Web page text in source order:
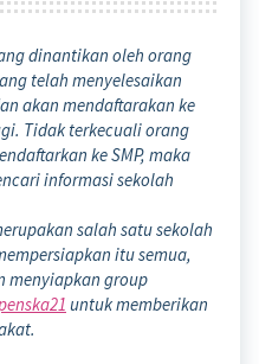
dinantikan oleh orang
telah menyelesaikan
akan mendaftarakan ke
Tidak terkecuali orang
ke SMP, maka
informasi sekolah
salah satu sekolah
itu semua,
menyiapkan group
untuk memberikan